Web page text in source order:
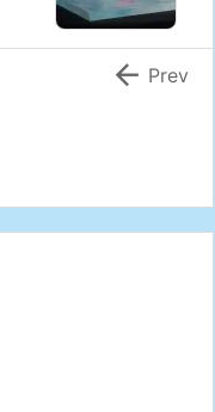
 Prev